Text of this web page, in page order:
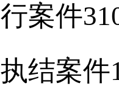
行案件
执结案件